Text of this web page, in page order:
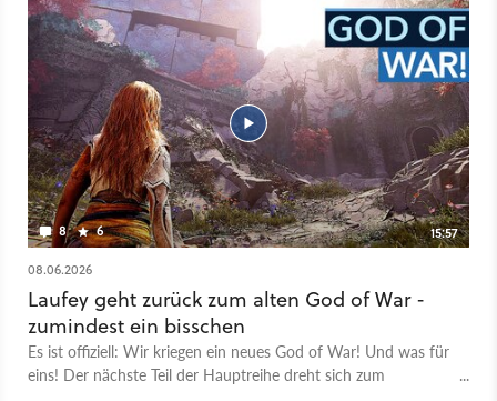
8 6
15:57
08.06.2026
Laufey geht zurück zum alten God of War -
zumindest ein bisschen
Es ist offiziell: Wir kriegen ein neues God of War! Und was für
eins! Der nächste Teil der Hauptreihe dreht sich zum